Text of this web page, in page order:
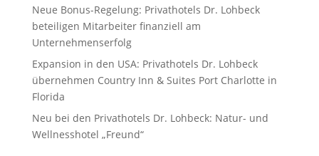
Neue Bonus-Regelung: Privathotels Dr. Lohbeck
beteiligen Mitarbeiter finanziell am
Unternehmenserfolg
Expansion in den USA: Privathotels Dr. Lohbeck
übernehmen Country Inn & Suites Port Charlotte in
Florida
Neu bei den Privathotels Dr. Lohbeck: Natur- und
Wellnesshotel „Freund“